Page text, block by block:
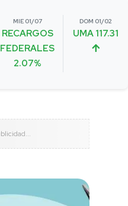
MIE 01/07
RECARGOS
FEDERALES
2.07%
DOM 01/02
UMA 117.31